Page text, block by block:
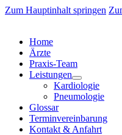
Zum Hauptinhalt springen
Home
Ärzte
Praxis-Team
Leistungen
Kardiologie
Pneumologie
Glossar
Terminvereinbarung
Kontakt & Anfahrt